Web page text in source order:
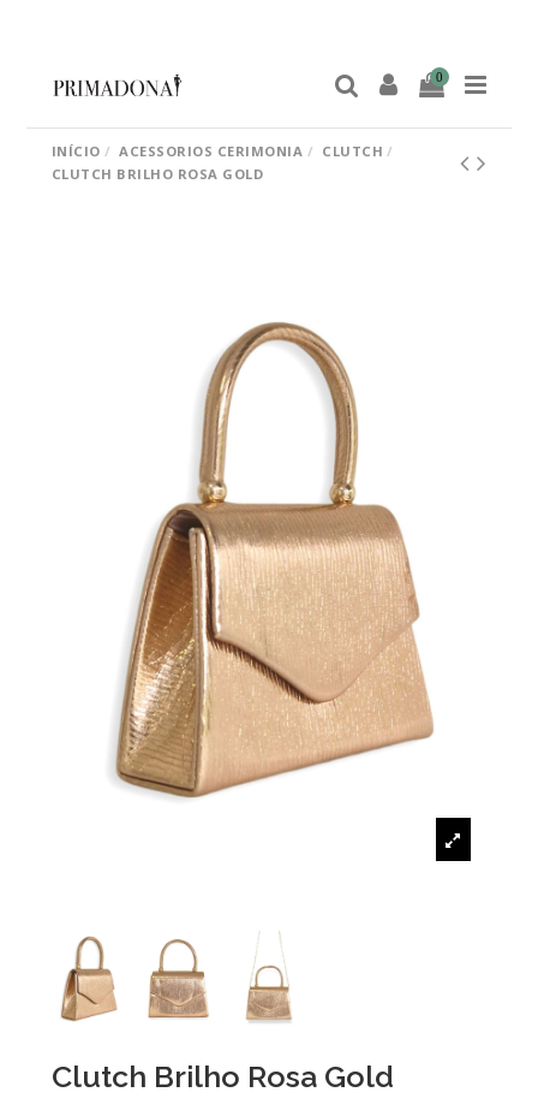
0
INÍCIO ACESSORIOS CERIMONIA
CLUTCH
CLUTCH BRILHO ROSA GOLD
Clutch Brilho Rosa Gold